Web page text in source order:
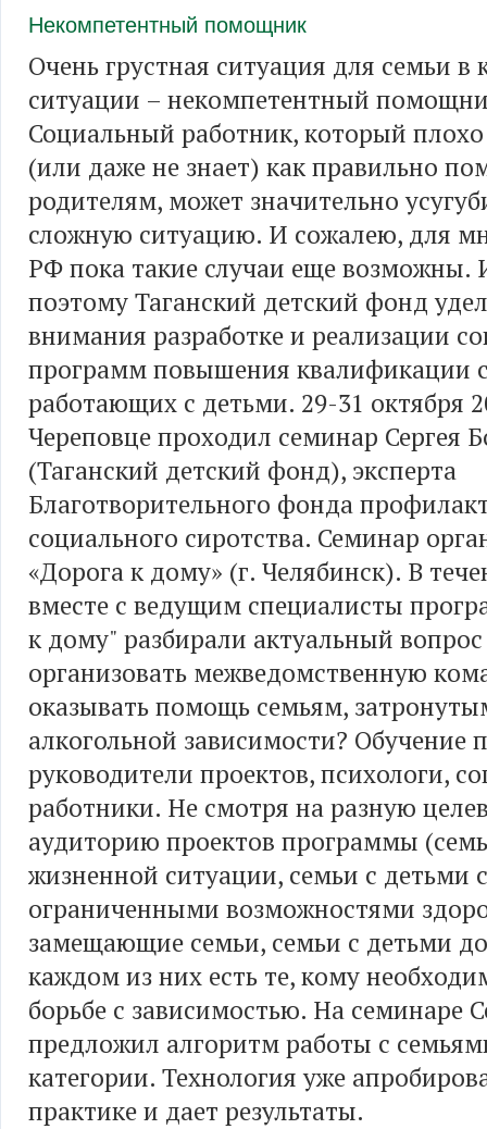
Некомпетентный помощник
Очень грустная ситуация для семьи в
ситуации – некомпетентный
Социальный работник, который
(или даже не знает) как правильно
родителям, может значительно
сложную ситуацию. И сожалею, для
РФ пока такие случаи еще возможны.
поэтому Таганский детский фонд
внимания разработке и реализации
программ повышения квалификации
работающих с детьми. 29-31 октября
Череповце проходил семинар Сергея
(Таганский детский фонд), эксперта
Благотворительного фонда
социального сиротства. Семинар
«Дорога к дому» (г. Челябинск). В
вместе с ведущим специалисты
к дому" разбирали актуальный
организовать межведомственную
оказывать помощь семьям,
алкогольной зависимости? Обучение
руководители проектов, психологи,
работники. Не смотря на разную
аудиторию проектов программы
жизненной ситуации, семьи с детьми с
ограниченными возможностями
замещающие семьи, семьи с детьми
каждом из них есть те, кому
борьбе с зависимостью. На семинаре
предложил алгоритм работы с
категории. Технология уже
практике и дает результаты.